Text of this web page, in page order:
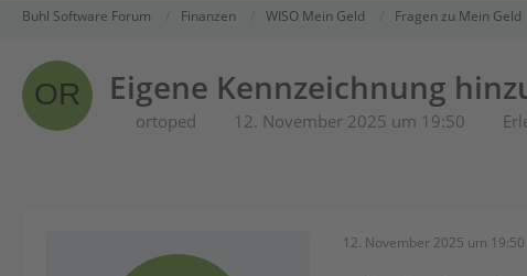
Buhl Software Forum Finanzen WISO Mein Geld Fragen zu Mein Geld
Eigene Kennzeichnung
ortoped 12. November 2025 um 19:50
12. November 2025 um 19:50